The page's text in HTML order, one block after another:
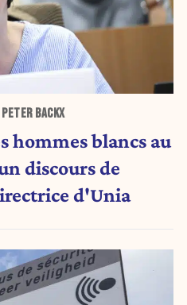
BACKX
hommes blancs au
discours de
d'Unia